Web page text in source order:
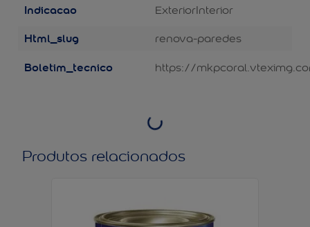
Indicacao ExteriorInterior
Html_slug renova-paredes
Boletim_tecnico https://
Produtos relacionados